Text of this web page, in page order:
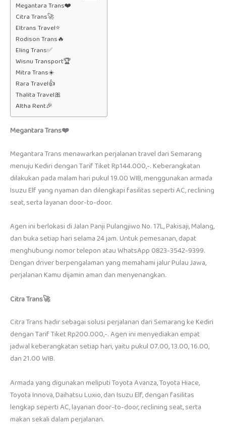
Megantara Trans❤️
Citra Trans🚀
Eltrans Travel⭐
Rodison Trans🔥
Eling Trans✅
Wisnu Transport🏆
Mitra Trans☀️
Rara Travel👍
Thalita Travel🎀
Altha Rent🎉
Megantara Trans❤️
Megantara Trans menawarkan perjalanan travel dari Semarang
menuju Kediri dengan Tarif Tiket Rp144.000,-. Keberangkatan
dilakukan pada malam hari pukul 19.00 WIB, menggunakan armada
Isuzu Elf yang nyaman dan dilengkapi fasilitas seperti AC, reclining
seat, serta layanan door-to-door.
Agen ini berlokasi di Jalan Panji Pulangjiwo No. 17L, Pakisaji, Malang,
dan buka setiap hari selama 24 jam. Untuk pemesanan, dapat
menghubungi nomor telepon atau WhatsApp 0823-3542-9399.
Dengan driver berpengalaman yang memahami jalur Pulau Jawa,
perjalanan Kamu dijamin aman dan menyenangkan.
Citra Trans🚀
Citra Trans hadir sebagai solusi perjalanan dari Semarang ke Kediri
dengan Tarif Tiket Rp200.000,-. Agen ini menyediakan empat
jadwal keberangkatan setiap hari, yaitu pukul 07.00, 13.00, 16.00,
dan 21.00 WIB.
Armada yang digunakan meliputi Toyota Avanza, Toyota Hiace,
Toyota Innova, Daihatsu Luxio, dan Isuzu Elf, dengan fasilitas
lengkap seperti AC, layanan door-to-door, reclining seat, serta
makan sekali dalam perjalanan.